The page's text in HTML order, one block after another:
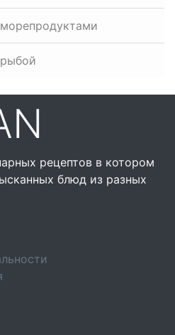
рецептов в котором
блюд из разных